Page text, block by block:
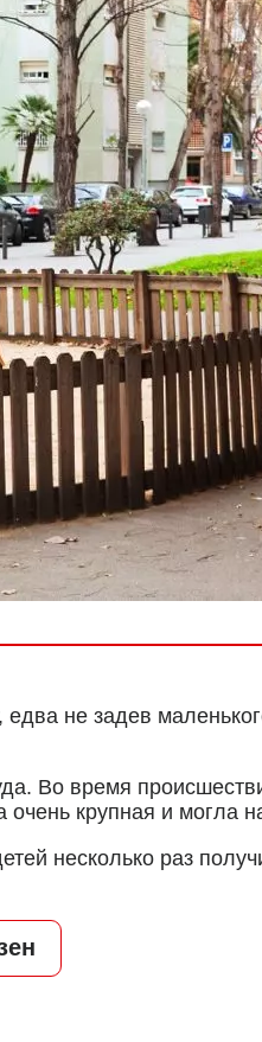
не задев
Во время
крупная и могла
несколько раз